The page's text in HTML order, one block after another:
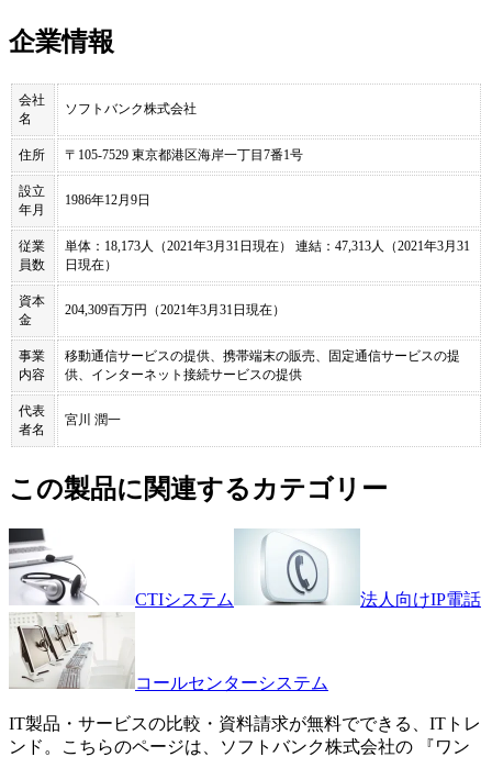
企業情報
会社
名
ソフトバンク株式会社
住所 〒105-7529 東京都港区海岸一丁目7番1号
設立
年月
1986年12月9日
従業
員数
単体：18,173人（2021年3月31日現在） 連結：47,313人（2021年3月31
日現在）
資本
金
204,309百万円（2021年3月31日現在）
事業
内容
移動通信サービスの提供、携帯端末の販売、固定通信サービスの提
供、インターネット接続サービスの提供
代表
者名
宮川 潤一
この製品に関連するカテゴリー
CTIシステム 法人向けIP電話
コールセンターシステム
IT製品・サービスの比較・資料請求が無料でできる、ITトレ
ンド。こちらのページは、
ソフトバンク株式会社の 『ワン